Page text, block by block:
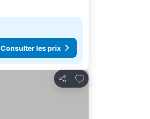
Consulter les prix
Partager
Ajouter à mes favoris